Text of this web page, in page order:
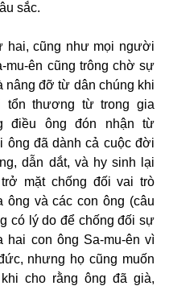
sắc.
hai, cũng như mọi người
mu-ên cũng trông chờ sự
nâng đỡ từ dân chúng khi
tổn thương từ trong gia
điều ông đón nhận từ
ông đã dành cả cuộc đời
dẫn dắt, và hy sinh lại
mặt chống đối vai trò
ông và các con ông (câu
có lý do để chống đối sự
hai con ông Sa-mu-ên vì
nhưng họ cũng muốn
cho rằng ông đã già,